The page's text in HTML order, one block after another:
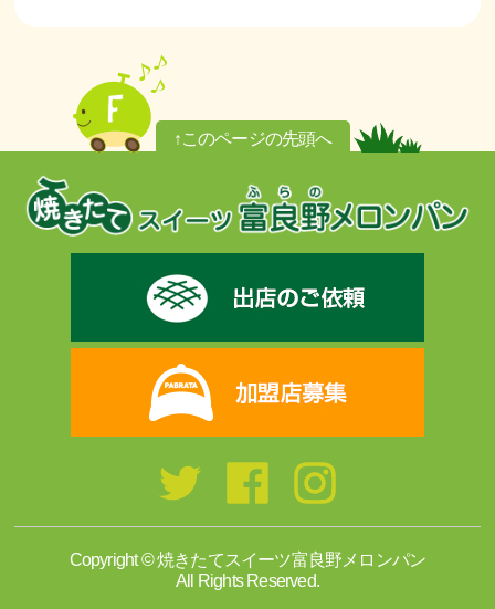
↑このページの先頭へ
Copyright © 焼きたてスイーツ富良野メロンパン
All Rights Reserved.